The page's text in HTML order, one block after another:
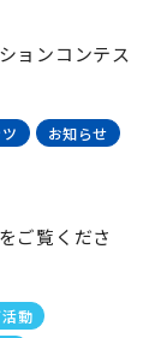
ョンコンテス
お知らせ
ご覧くださ
動